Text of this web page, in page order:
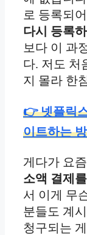
로 등록되
다시 등록
보다 이 과
다. 저도 처
지 몰라 한
👉 넷플릭
이트하는
게다가 요
소액 결제
서 이게 무
분들도 계
청구되는